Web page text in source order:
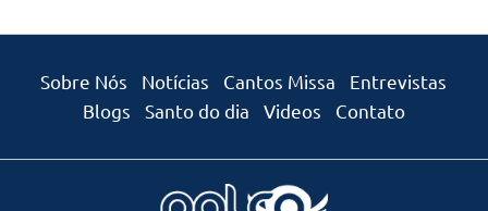
Sobre Nós Notícias Cantos Missa
Entrevistas
Blogs
Santo do dia Videos Contato